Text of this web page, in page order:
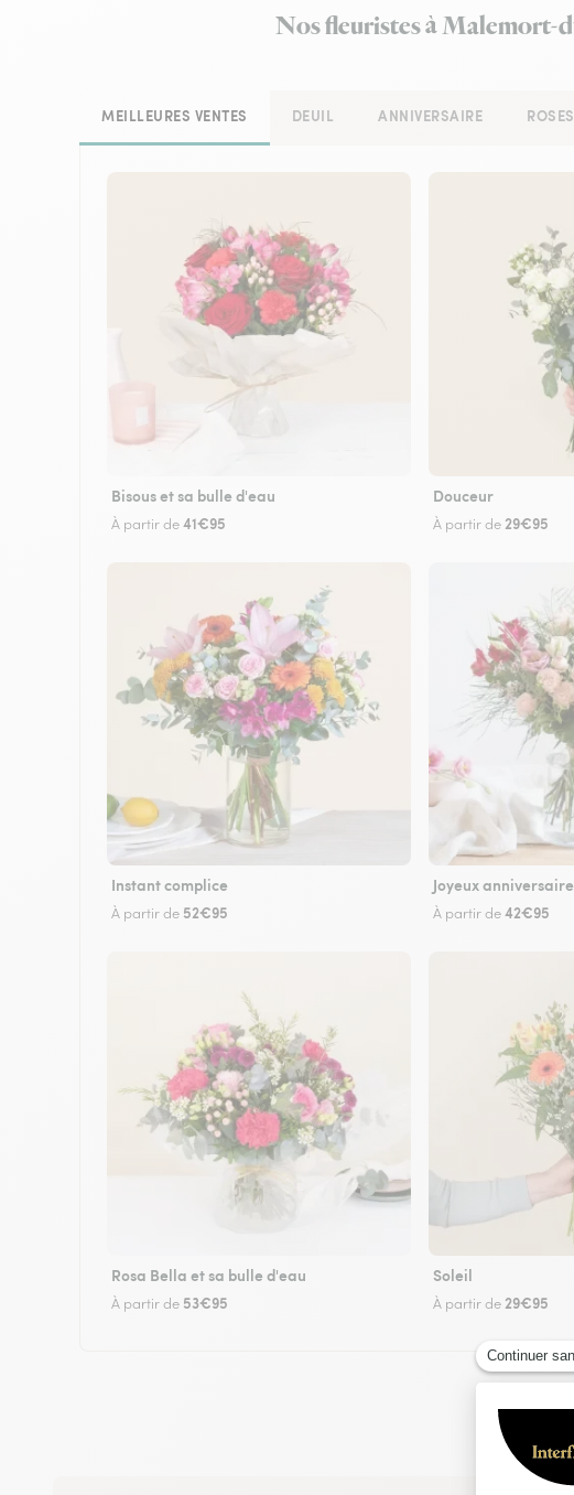
Nos fleuristes à Malemort-
MEILLEURES VENTES DEUIL ANNIVERSAIRE ROSES
Bisous et sa bulle d'eau
À partir de41€95
Douceur
À partir de 29€95
Instant complice
À partir de 52€95
Joyeux anniversaire
À partir de42€95
Rosa Bella et sa bulle d'eau
À partir de 53€95
Soleil
À partir de 29€95